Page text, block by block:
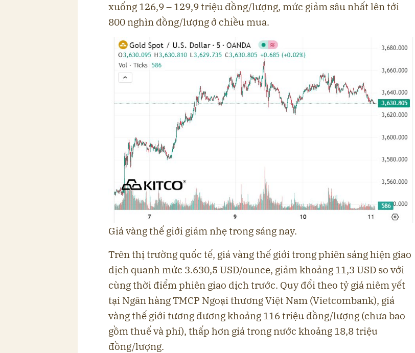
xuống 126,9 – 129,9 triệu đồng/lượng, mức giảm sâu nhất lên tới
800 nghìn đồng/lượng ở chiều mua.
Giá vàng thế giới giảm nhẹ trong sáng nay.
Trên thị trường quốc tế, giá vàng thế giới trong phiên sáng hiện giao
dịch quanh mức 3.630,5 USD/ounce, giảm khoảng 11,3 USD so với
cùng thời điểm phiên giao dịch trước. Quy đổi theo tỷ giá niêm yết
tại Ngân hàng TMCP Ngoại thương Việt Nam (Vietcombank), giá
vàng thế giới tương đương khoảng 116 triệu đồng/lượng (chưa bao
gồm thuế và phí), thấp hơn giá trong nước khoảng 18,8 triệu
đồng/lượng.